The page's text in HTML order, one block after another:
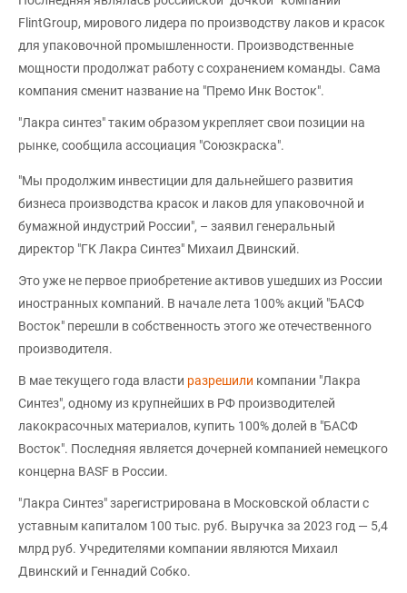
FlintGroup, мирового лидера по производству лаков и красок
для упаковочной промышленности. Производственные
мощности продолжат работу с сохранением команды. Сама
компания сменит название на "Премо Инк Восток".
"Лакра синтез" таким образом укрепляет свои позиции на
рынке, сообщила ассоциация "Союзкраска".
"Мы продолжим инвестиции для дальнейшего развития
бизнеса производства красок и лаков для упаковочной и
бумажной индустрий России", – заявил генеральный
директор "ГК Лакра Синтез" Михаил Двинский.
Это уже не первое приобретение активов ушедших из России
иностранных компаний. В начале лета 100% акций "БАСФ
Восток" перешли в собственность этого же отечественного
производителя.
В мае текущего года власти разрешили компании "Лакра
Синтез", одному из крупнейших в РФ производителей
лакокрасочных материалов, купить 100% долей в "БАСФ
Восток". Последняя является дочерней компанией немецкого
концерна BASF в России.
"Лакра Синтез" зарегистрирована в Московской области с
уставным капиталом 100 тыс. руб. Выручка за 2023 год — 5,4
млрд руб. Учредителями компании являются Михаил
Двинский и Геннадий Собко.